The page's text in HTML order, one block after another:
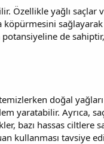
Özellikle yağlı
de
doğal
yaratabilir. Ayrıca,
bazı hassas
kullanması tavsiye